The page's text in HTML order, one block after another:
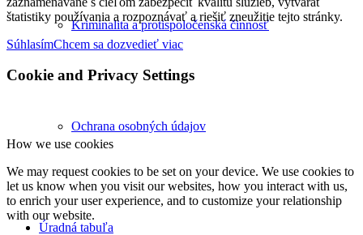
Kriminalita a protispoločenská činnosť
Ochrana osobných údajov
Úradná tabuľa
štatistiky používania a rozpoznávať a riešiť zneužitie tejto stránky.
SúhlasímChcem sa dozvedieť viac
Cookie and Privacy Settings
How we use cookies
We may request cookies to be set on your device. We use cookies to
let us know when you visit our websites, how you interact with us,
to enrich your user experience, and to customize your relationship
with our website.